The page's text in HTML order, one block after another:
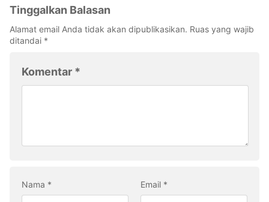
Tinggalkan Balasan
Alamat email Anda tidak akan dipublikasikan. Ruas yang wajib
ditandai *
Komentar *
Nama * Email *